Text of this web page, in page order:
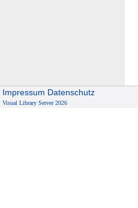
Impressum Datenschutz
Visual Library Server 2026